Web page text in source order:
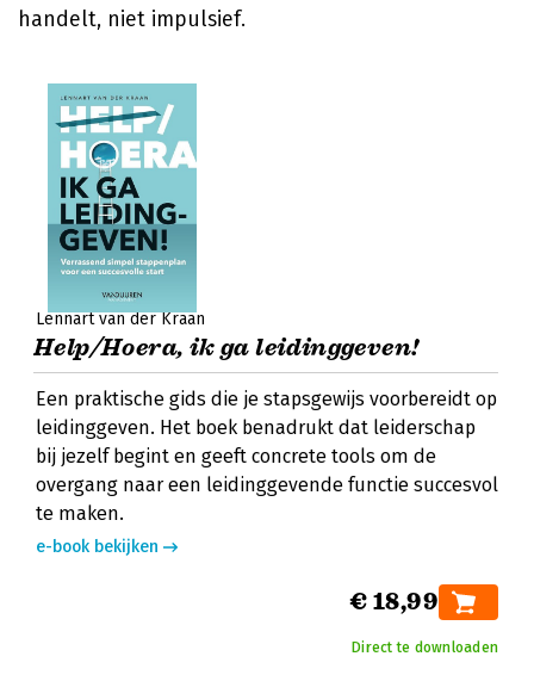
handelt, niet impulsief.
Lennart van der Kraan
Help/Hoera, ik ga leidinggeven!
Een praktische gids die je stapsgewijs voorbereidt op
leidinggeven. Het boek benadrukt dat leiderschap
bij jezelf begint en geeft concrete tools om de
overgang naar een leidinggevende functie succesvol
te maken.
e-book bekijken
€ 18,99
Direct te downloaden